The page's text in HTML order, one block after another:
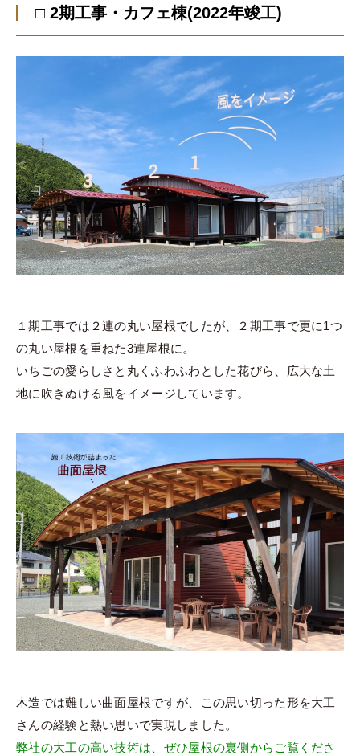
□ 2期工事・カフェ棟(2022年竣工)
１期工事では２連の丸い屋根でしたが、２期工事で更に1つ
の丸い屋根を重ねた3連屋根に。
いちごの愛らしさと丸くふわふわとした花びら、広大な土
地に吹きぬける風をイメージしています。
木造では難しい曲面屋根ですが、この思い切った形を大工
さんの経験と熱い思いで実現しました。
弊社の大工の高い技術は、ぜひ屋根の裏側からご覧くださ